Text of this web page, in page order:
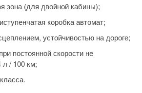
зона (для двойной кабины);
коробка автомат;
устойчивостью на дороге;
постоянной скорости не
л / 100 км;